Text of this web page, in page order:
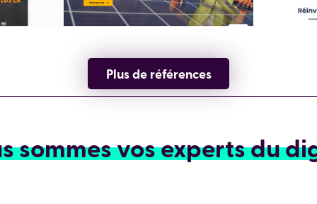
Plus de références
sommes vos experts du